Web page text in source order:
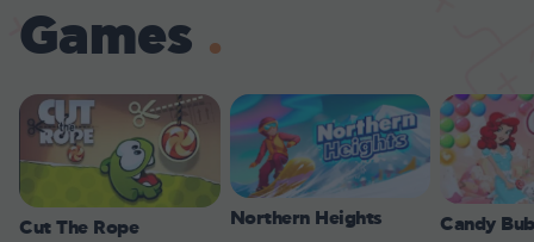
Games
Cut The Rope Northern Heights Candy